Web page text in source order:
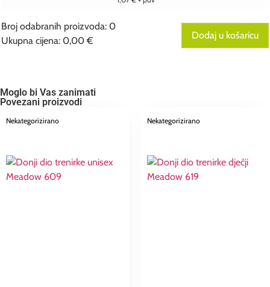
Broj odabranih proizvoda: 0
Ukupna cijena: 0,00 €
Your
total
0,00 €
Dodaj u košaricu
Moglo bi Vas zanimati
Povezani proizvodi
Nekategorizirano Nekategorizirano